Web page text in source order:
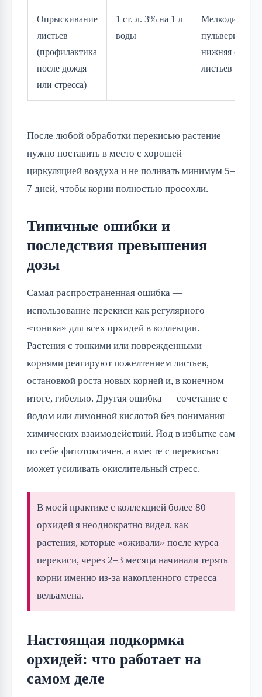
Опрыскивание
листьев
(профилактика
после дождя
или стресса)
1 ст. л. 3% на 1 л
воды
пульверизатор,
нижняя
листьев
После любой обработки перекисью растение
нужно поставить в место с хорошей
циркуляцией воздуха и не поливать минимум 5–
7 дней, чтобы корни полностью просохли.
Типичные ошибки и
последствия превышения
дозы
Самая распространенная ошибка —
использование перекиси как регулярного
«тоника» для всех орхидей в коллекции.
Растения с тонкими или поврежденными
корнями реагируют пожелтением листьев,
остановкой роста новых корней и, в конечном
итоге, гибелью. Другая ошибка — сочетание с
йодом или лимонной кислотой без понимания
химических взаимодействий. Йод в избытке сам
по себе фитотоксичен, а вместе с перекисью
может усиливать окислительный стресс.
В моей практике с коллекцией более 80
орхидей я неоднократно видел, как
растения, которые «оживали» после курса
перекиси, через 2–3 месяца начинали терять
корни именно из-за накопленного стресса
вельамена.
Настоящая подкормка
орхидей: что работает на
самом деле